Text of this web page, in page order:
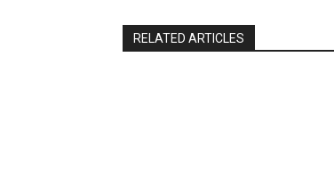
RELATED ARTICLES